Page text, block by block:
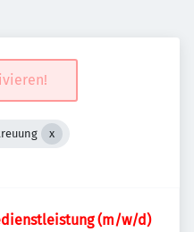
(m/w/d)